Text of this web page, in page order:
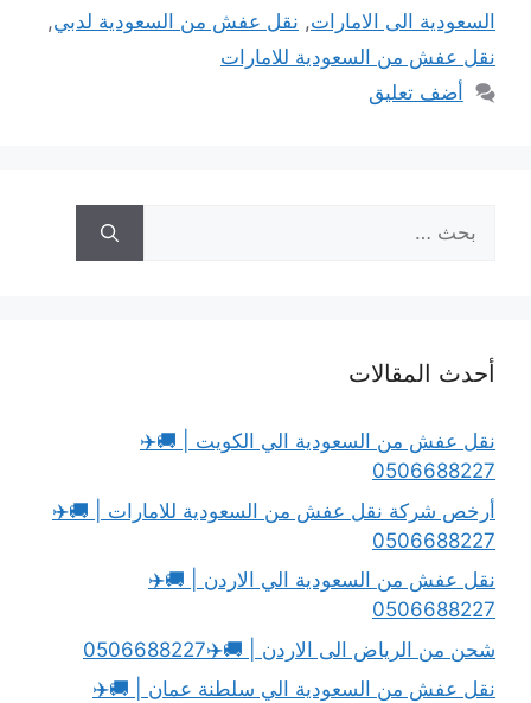
السعودية الى الامارات, نقل عفش من السعودية لدبي,
نقل عفش من السعودية للامارات
أضف تعليق
عن:
أحدث المقالات
نقل عفش من السعودية الي الكويت | 🚚✈️
0506688227
أرخص شركة نقل عفش من السعودية للامارات | 🚚✈️
0506688227
نقل عفش من السعودية الي الاردن | 🚚✈️
0506688227
شحن من الرياض الى الاردن | 🚚✈️0506688227
نقل عفش من السعودية الي سلطنة عمان | 🚚✈️